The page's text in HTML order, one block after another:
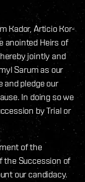
Kador, Articio Kor-
anointed Heirs of
jointly and
Sarum as our
and pledge our
In doing so we
by Trial or
of the
the Succession of
our candidacy.